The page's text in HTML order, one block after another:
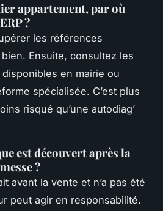
appartement, par où
?
les références
Ensuite, consultez les
en mairie ou
spécialisée. C’est plus
risqué qu’une autodiag’
est découvert après la
?
avant la vente et n’a pas été
peut agir en responsabilité.